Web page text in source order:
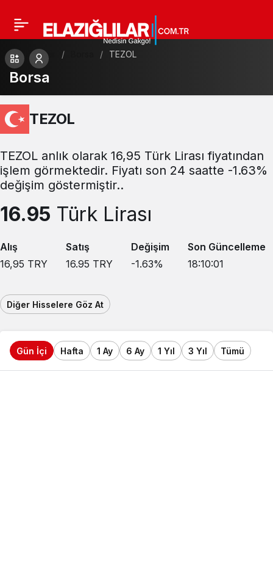
Haberler TEZOL
Borsa
TEZOL
TEZOL anlık olarak 16,95 Türk Lirası fiyatından
işlem görmektedir. Fiyatı son 24 saatte -1.63%
değişim göstermiştir..
16.95 Türk Lirası
Alış
16,95 TRY
Satış
16.95 TRY
Değişim
-1.63%
Son Güncelleme
18:10:01
Diğer Hisselere Göz At
Gün İçi Hafta 1 Ay 6 Ay 1 Yıl 3 Yıl Tümü